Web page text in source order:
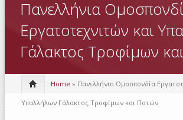
Πανελλήνια
Εργατοτεχνιτών και
Γάλακτος Τροφίμων
Home » Πανελλήνια Ομοσπονδία
Υπαλλήλων Γάλακτος Τροφίμων και Ποτών